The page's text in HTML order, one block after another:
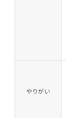
やりがい